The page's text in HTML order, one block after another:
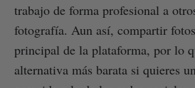
trabajo de forma profesional a
fotografía. Aun así, compartir
principal de la plataforma, por lo
alternativa más barata si quieres